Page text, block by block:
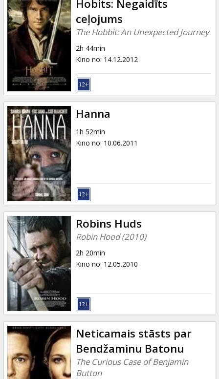
Hobits: Negaidīts
ceļojums
The Hobbit: An Unexpected Journey
2h 44min
Kino no: 14.12.2012
Hanna
1h 52min
Kino no: 10.06.2011
Robins Huds
Robin Hood (2010)
2h 20min
Kino no: 12.05.2010
Neticamais stāsts par
Bendžaminu Batonu
The Curious Case of Benjamin
Button